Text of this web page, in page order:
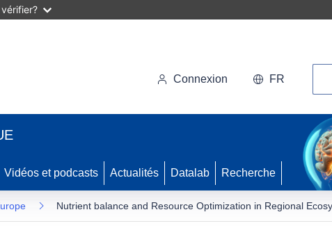
Connexion FR
Vidéos et podcasts Actualités Datalab Recherche
Nutrient balance and Resource Optimization in Regional